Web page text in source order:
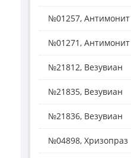
№01257, Антимонит
№01271, Антимонит
№21812, Везувиан
№21835, Везувиан
№21836, Везувиан
№04898, Хризопраз